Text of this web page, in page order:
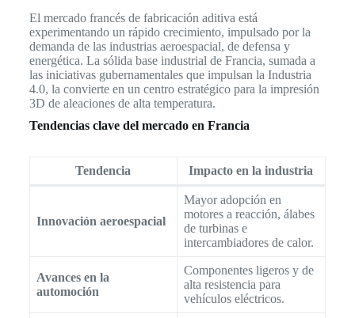
El mercado francés de fabricación aditiva está
experimentando un rápido crecimiento, impulsado por la
demanda de las industrias aeroespacial, de defensa y
energética. La sólida base industrial de Francia, sumada a
las iniciativas gubernamentales que impulsan la Industria
4.0, la convierte en un centro estratégico para la impresión
3D de aleaciones de alta temperatura.
Tendencias clave del mercado en Francia
Tendencia Impacto en la industria
Innovación aeroespacial
Mayor adopción en
motores a reacción, álabes
de turbinas e
intercambiadores de calor.
Avances en la
automoción
Componentes ligeros y de
alta resistencia para
vehículos eléctricos.